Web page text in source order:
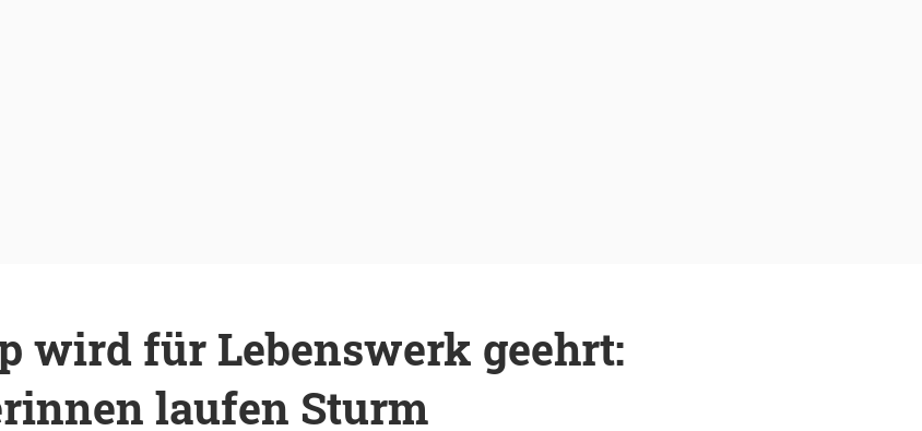
wird für Lebenswerk geehrt:
laufen Sturm